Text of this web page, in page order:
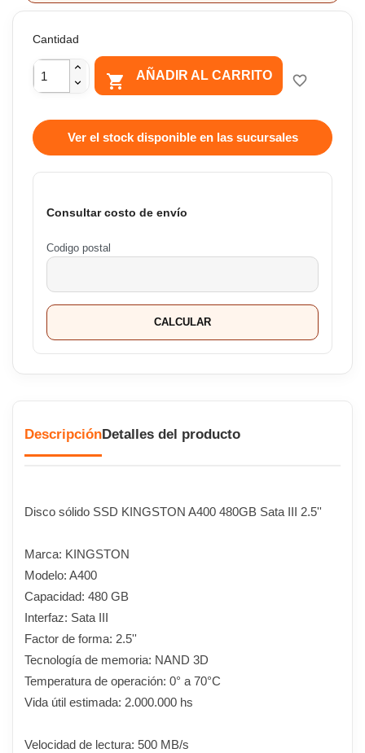
Cantidad
 AÑADIR AL CARRITO favorite_border
Ver el stock disponible en las sucursales
Consultar costo de envío
Codigo postal
CALCULAR
DescripciónDetalles del producto
Disco sólido SSD KINGSTON A400 480GB Sata III 2.5''
Marca: KINGSTON
Modelo: A400
Capacidad: 480 GB
Interfaz: Sata III
Factor de forma: 2.5''
Tecnología de memoria: NAND 3D
Temperatura de operación: 0° a 70°C
Vida útil estimada: 2.000.000 hs
Velocidad de lectura: 500 MB/s